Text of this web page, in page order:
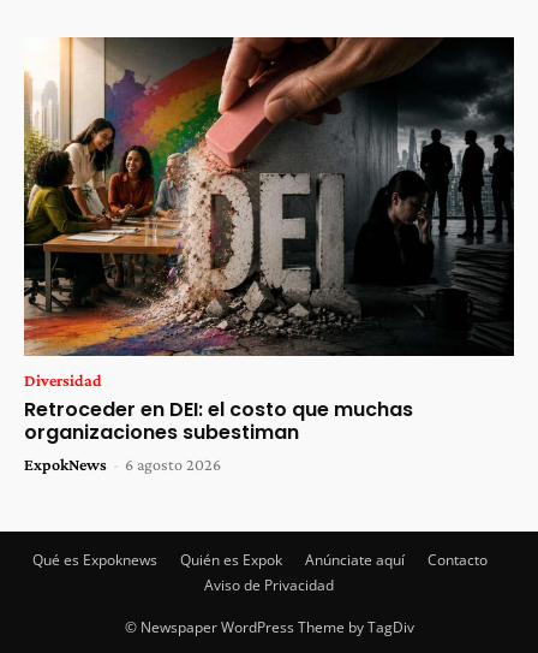
Diversidad
Retroceder en DEI: el costo que muchas
organizaciones subestiman
ExpokNews - 6 agosto 2026
Qué es Expoknews Quién es Expok Anúnciate aquí
Contacto
Aviso de Privacidad
© Newspaper WordPress Theme by TagDiv